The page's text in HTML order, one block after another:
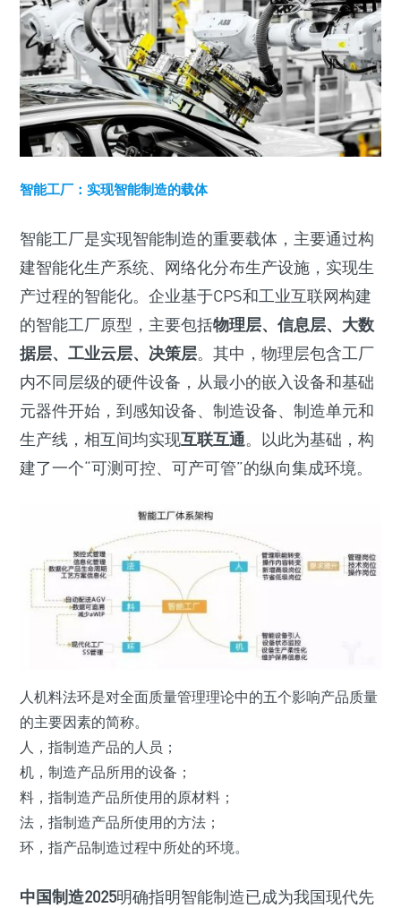
智能工厂：实现智能制造的载体
智能工厂是实现智能制造的重要载体，主要通过构
建智能化生产系统、网络化分布生产设施，实现生
产过程的智能化。企业基于CPS和工业互联网构建
的智能工厂原型，主要包括物理层、信息层、大数
据层、工业云层、决策层。其中，物理层包含工厂
内不同层级的硬件设备，从最小的嵌入设备和基础
元器件开始，到感知设备、制造设备、制造单元和
生产线，相互间均实现互联互通。以此为基础，构
建了一个“可测可控、可产可管”的纵向集成环境。
人机料法环是对全面质量管理理论中的五个影响产品质量
的主要因素的简称。
人，指制造产品的人员；
机，制造产品所用的设备；
料，指制造产品所使用的原材料；
法，指制造产品所使用的方法；
环，指产品制造过程中所处的环境。
中国制造2025明确指明智能制造已成为我国现代先